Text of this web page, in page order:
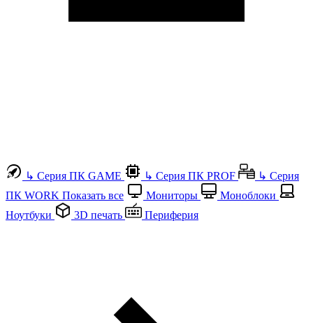
↳ Серия ПК GAME ↳ Серия ПК PROF ↳ Серия
ПК WORK Показать все Мониторы
Моноблоки
Ноутбуки
3D печать Периферия